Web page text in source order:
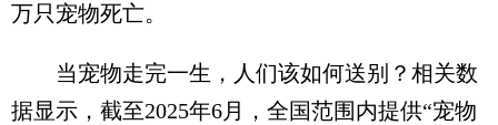
万只宠物死亡。
当宠物走完一生，人们该如何送别？相关数
据显示，截至2025年6月，全国范围内提供“宠物